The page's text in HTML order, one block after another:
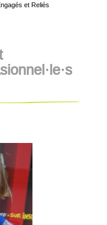
et Reliés